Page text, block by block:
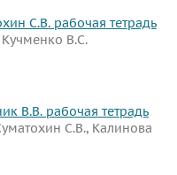
С.В. рабочая тетрадь
В.С.
В.В. рабочая тетрадь
С.В., Калинова